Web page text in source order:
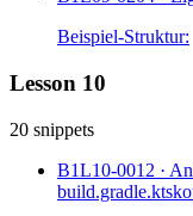
Beispiel-Struktur:
Lesson 10
20 snippets
B1L10-001 2 ·
build.gradle.kts